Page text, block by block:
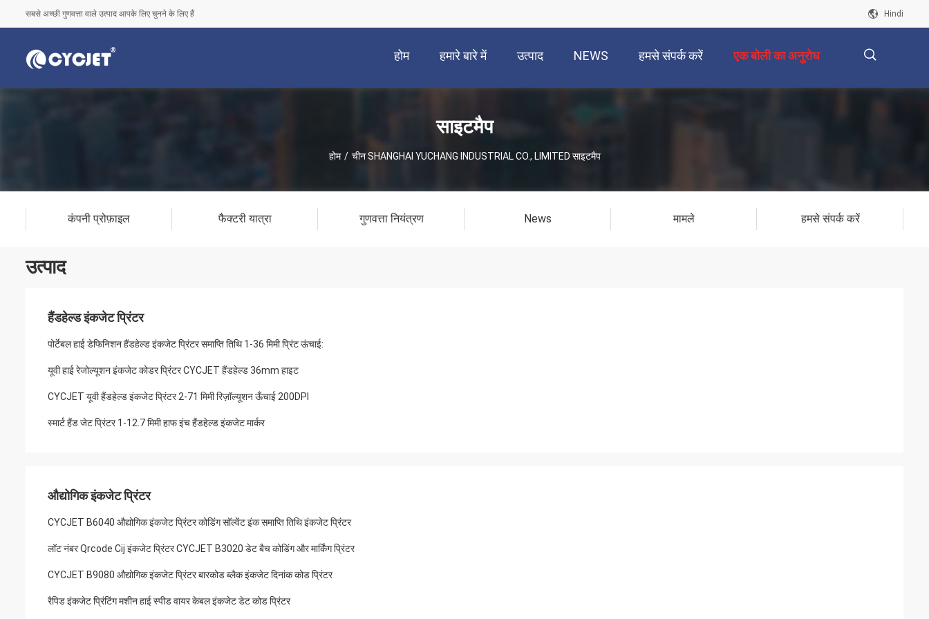
सबसे अच्छी गुणवत्ता वाले उत्पाद आपके लिए चुनने के लिए हैं Hindi
होम हमारे बारे में उत्पाद NEWS हमसे संपर्क करें एक बोली का अनुरोध
साइटमैप
होम / चीन SHANGHAI YUCHANG INDUSTRIAL CO., LIMITED साइटमैप
कंपनी प्रोफ़ाइल फैक्टरी यात्रा गुणवत्ता नियंत्रण News मामले हमसे संपर्क करें
उत्पाद
हैंडहेल्ड इंकजेट प्रिंटर
पोर्टेबल हाई डेफिनिशन हैंडहेल्ड इंकजेट प्रिंटर समाप्ति तिथि 1-36 मिमी प्रिंट ऊंचाई:
यूवी हाई रेजोल्यूशन इंकजेट कोडर प्रिंटर CYCJET हैंडहेल्ड 36mm हाइट
CYCJET यूवी हैंडहेल्ड इंकजेट प्रिंटर 2-71 मिमी रिज़ॉल्यूशन ऊँचाई 200DPI
स्मार्ट हैंड जेट प्रिंटर 1-12.7 मिमी हाफ इंच हैंडहेल्ड इंकजेट मार्कर
औद्योगिक इंकजेट प्रिंटर
CYCJET B6040 औद्योगिक इंकजेट प्रिंटर कोडिंग सॉल्वेंट इंक समाप्ति तिथि इंकजेट प्रिंटर
लॉट नंबर Qrcode Cij इंकजेट प्रिंटर CYCJET B3020 डेट बैच कोडिंग और मार्किंग प्रिंटर
CYCJET B9080 औद्योगिक इंकजेट प्रिंटर बारकोड ब्लैक इंकजेट दिनांक कोड प्रिंटर
रैपिड इंकजेट प्रिंटिंग मशीन हाई स्पीड वायर केबल इंकजेट डेट कोड प्रिंटर